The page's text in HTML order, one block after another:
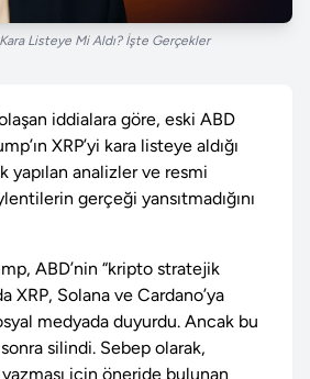
Listeye Mi Aldı? İşte Gerçekler
iddialara göre, eski ABD
XRP’yi kara listeye aldığı
yapılan analizler ve resmi
gerçeği yansıtmadığını
ABD’nin “kripto stratejik
XRP, Solana ve Cardano’ya
medyada duyurdu. Ancak bu
sonra silindi. Sebep olarak,
yazması için öneride bulunan